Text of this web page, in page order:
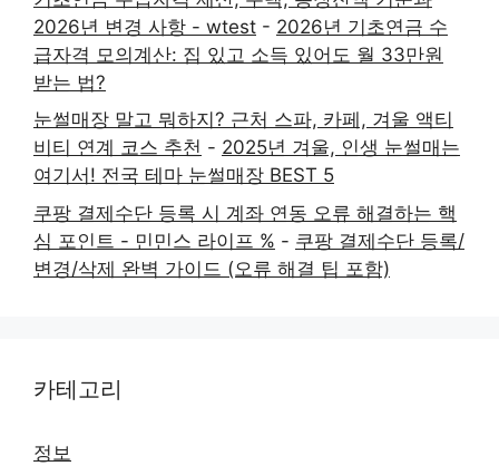
2026년 변경 사항 - wtest - 2026년 기초연금 수
급자격 모의계산: 집 있고 소득 있어도 월 33만원
받는 법?
눈썰매장 말고 뭐하지? 근처 스파, 카페, 겨울 액티
비티 연계 코스 추천 - 2025년 겨울, 인생 눈썰매는
여기서! 전국 테마 눈썰매장 BEST 5
쿠팡 결제수단 등록 시 계좌 연동 오류 해결하는 핵
심 포인트 - 민민스 라이프 % - 쿠팡 결제수단 등록/
변경/삭제 완벽 가이드 (오류 해결 팁 포함)
카테고리
정보